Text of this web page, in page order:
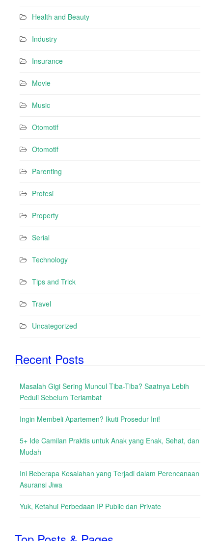
Health and Beauty
Industry
Insurance
Movie
Music
Otomotif
Otomotif
Parenting
Profesi
Property
Serial
Technology
Tips and Trick
Travel
Uncategorized
Recent Posts
Masalah Gigi Sering Muncul Tiba-Tiba? Saatnya Lebih
Peduli Sebelum Terlambat
Ingin Membeli Apartemen? Ikuti Prosedur Ini!
5+ Ide Camilan Praktis untuk Anak yang Enak, Sehat, dan
Mudah
Ini Beberapa Kesalahan yang Terjadi dalam Perencanaan
Asuransi Jiwa
Yuk, Ketahui Perbedaan IP Public dan Private